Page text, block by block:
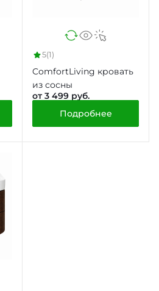
5(1)
ComfortLiving кровать
из сосны
от 3 499 руб.
Подробнее